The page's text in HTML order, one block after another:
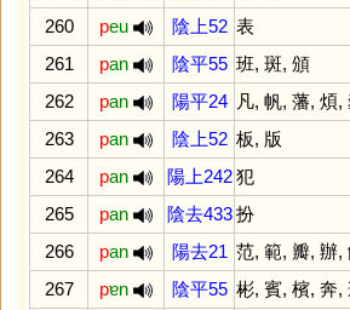
260
peu 陰上52 表
261
pan 陰平55 班, 斑, 頒
262
pan 陽平24 凡, 帆, 藩, 煩,
263
pan 陰上52 板, 版
264
pan 陽上242 犯
265
pan 陰去433 扮
266
pan 陽去21 范, 範, 瓣, 辦,
267
pɐn 陰平55 彬, 賓, 檳, 奔,